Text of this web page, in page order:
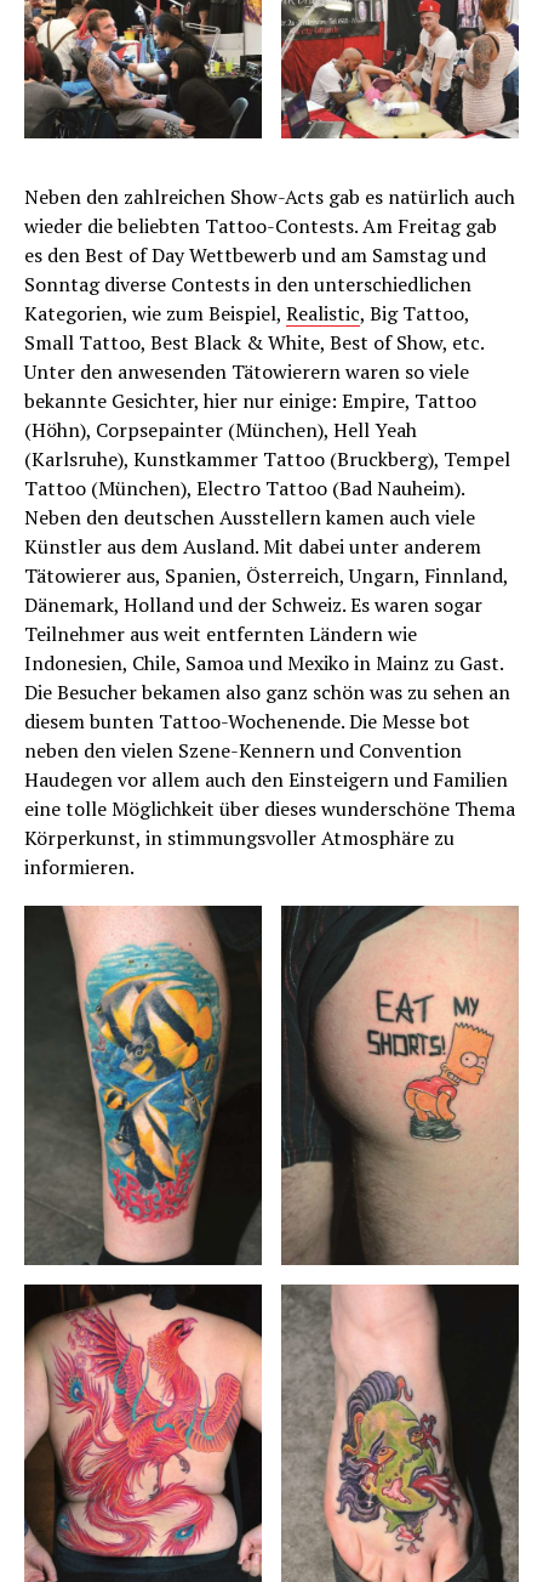
Neben den zahlreichen Show-Acts gab es natürlich auch
wieder die beliebten Tattoo-Contests. Am Freitag gab
es den Best of Day Wettbewerb und am Samstag und
Sonntag diverse Contests in den unterschiedlichen
Kategorien, wie zum Beispiel, Realistic, Big Tattoo,
Small Tattoo, Best Black & White, Best of Show, etc.
Unter den anwesenden Tätowierern waren so viele
bekannte Gesichter, hier nur einige: Empire, Tattoo
(Höhn), Corpsepainter (München), Hell Yeah
(Karlsruhe), Kunstkammer Tattoo (Bruckberg), Tempel
Tattoo (München), Electro Tattoo (Bad Nauheim).
Neben den deutschen Ausstellern kamen auch viele
Künstler aus dem Ausland. Mit dabei unter anderem
Tätowierer aus, Spanien, Österreich, Ungarn, Finnland,
Dänemark, Holland und der Schweiz. Es waren sogar
Teilnehmer aus weit entfernten Ländern wie
Indonesien, Chile, Samoa und Mexiko in Mainz zu Gast.
Die Besucher bekamen also ganz schön was zu sehen an
diesem bunten Tattoo-Wochenende. Die Messe bot
neben den vielen Szene-Kennern und Convention
Haudegen vor allem auch den Einsteigern und Familien
eine tolle Möglichkeit über dieses wunderschöne Thema
Körperkunst, in stimmungsvoller Atmosphäre zu
informieren.